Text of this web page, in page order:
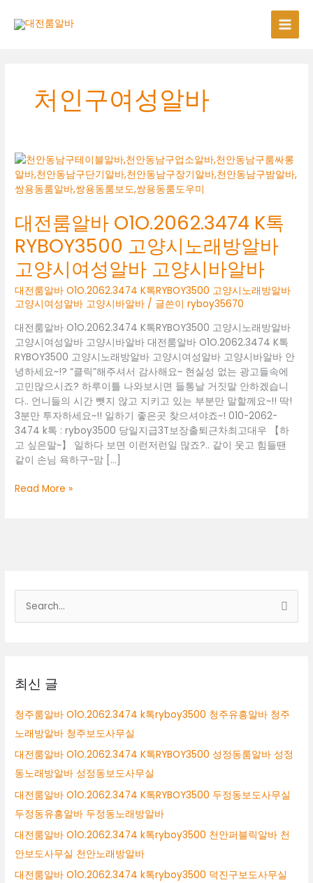
처인구여성알바
대전룸알바 O1O.2062.3474 K톡
RYBOY3500 고양시노래방알바
고양시여성알바 고양시바알바
대전룸알바 O1O.2062.3474 K톡RYBOY3500 고양시노래방알바
고양시여성알바 고양시바알바 / 글쓴이ryboy35670
대전룸알바 O1O.2062.3474 K톡RYBOY3500 고양시노래방알바
고양시여성알바 고양시바알바 대전룸알바 O1O.2062.3474 K톡
RYBOY3500 고양시노래방알바 고양시여성알바 고양시바알바 안
녕하세요~!? “클릭”해주셔서 감사해요~ 현실성 없는 광고들속에
고민많으시죠? 하루이틀 나와보시면 들통날 거짓말 안하겠습니
다.. 언니들의 시간 뺏지 않고 지키고 있는 부분만 말할께요~!! 딱!
3분만 투자하세요~!! 일하기 좋은곳 찾으셔야죠~! 010-2062-
3474 k톡 : ryboy3500 당일지급3T보장출퇴근차최고대우 【하
고 싶은말~】 일하다 보면 이런저런일 많죠?.. 같이 웃고 힘들땐
같이 손님 욕하구~맘 […]
대
톡
RYBOY3500
고
래
알
바
고
양
시
여
성
알
고
양
시
Read More »
최신 글
청주룸알바 O1O.2062.3474 k톡ryboy3500 청주유흥알바 청주
노래방알바 청주보도사무실
대전룸알바 O1O.2062.3474 K톡RYBOY3500 성정동룸알바 성정
동노래방알바 성정동보도사무실
대전룸알바 O1O.2062.3474 K톡RYBOY3500 두정동보도사무실
두정동유흥알바 두정동노래방알바
대전룸알바 O1O.2062.3474 k톡ryboy3500 천안퍼블릭알바 천
안보도사무실 천안노래방알바
대전룸알바 O1O.2062.3474 k톡ryboy3500 덕진구보도사무실